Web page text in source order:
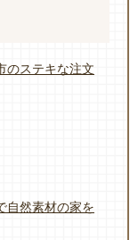
のステキな注文
自然素材の家を